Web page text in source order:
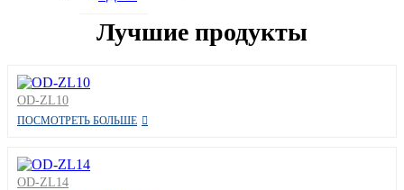
Лучшие продукты
OD-ZL10
ПОСМОТРЕТЬ БОЛЬШЕ
OD-ZL14